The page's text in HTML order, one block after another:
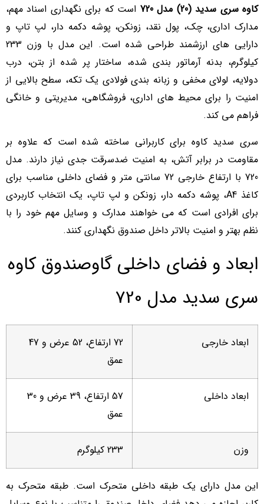
کاوه سری سدید (20) مدل 720
است که برای نگهداری اسناد مهم،
مدارک اداری، چک، پول نقد، زونکن، پوشه دکمه دار، لپ تاپ و
دارایی های ارزشمند طراحی شده است. این مدل با وزن 233
کیلوگرم، بدنه آرماتور بندی شده، ساختار پر شده از بتن، درب
دولایه، لولای مخفی و زبانه بندی فولادی یک تکه، سطح بالایی از
امنیت را برای محیط های اداری، فروشگاهی، مدیریتی و خانگی
فراهم می کند.
سری سدید کاوه برای کاربرانی ساخته شده است که علاوه بر
مقاومت در برابر آتش، به امنیت ضدسرقت جدی نیاز دارند. مدل
720 با ارتفاع خارجی 72 سانتی متر و فضای داخلی مناسب برای
کاغذ A4، پوشه دکمه دار، زونکن و لپ تاپ، یک انتخاب کاربردی
برای افرادی است که می خواهند مدارک و وسایل مهم خود را با
نظم بهتر و امنیت بالاتر داخل صندوق نگهداری کنند.
ابعاد و فضای داخلی گاوصندوق کاوه
سری سدید مدل 720
ابعاد خارجی
72 ارتفاع، 52 عرض و 47
عمق
ابعاد داخلی
57 ارتفاع، 39 عرض و 30
عمق
وزن 233 کیلوگرم
این مدل دارای یک طبقه داخلی متحرک است. طبقه متحرک به